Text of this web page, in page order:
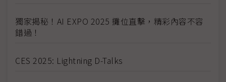
獨家揭秘！AI EXPO 2025 攤位直擊，精彩內容不容
錯過！
CES 2025: Lightning D-Talks